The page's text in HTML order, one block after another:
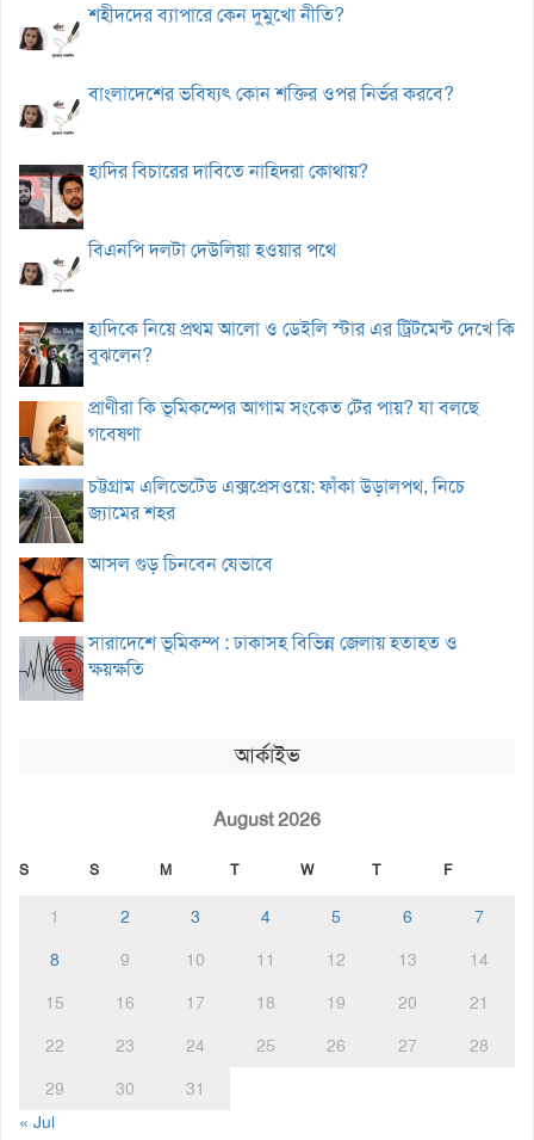
শহীদদের ব্যাপারে কেন দুমুখো নীতি?
বাংলাদেশের ভবিষ্যৎ কোন শক্তির ওপর নির্ভর করবে?
হাদির বিচারের দাবিতে নাহিদরা কোথায়?
বিএনপি দলটা দেউলিয়া হওয়ার পথে
হাদিকে নিয়ে প্রথম আলো ও ডেইলি স্টার এর ট্রিটমেন্ট দেখে কি
বুঝলেন?
প্রাণীরা কি ভূমিকম্পের আগাম সংকেত টের পায়? যা বলছে
গবেষণা
চট্টগ্রাম এলিভেটেড এক্সপ্রেসওয়ে: ফাঁকা উড়ালপথ, নিচে
জ্যামের শহর
আসল গুড় চিনবেন যেভাবে
সারাদেশে ভূমিকম্প : ঢাকাসহ বিভিন্ন জেলায় হতাহত ও
ক্ষয়ক্ষতি
আর্কাইভ
August 2026
S S M T W T F
1 2 3 4 5 6
7
8
9 10 11 12 13
14
15
16 17 18 19 20
21
22
23 24 25 26 27
28
29
30
31
« Jul